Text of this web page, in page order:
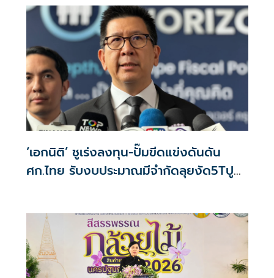
‘เอกนิติ’ ชูเร่งลงทุน-ปั๊มขีดแข่งดันดัน
ศก.ไทย รับงบประมาณมีจำกัดลุยงัด5Tปู